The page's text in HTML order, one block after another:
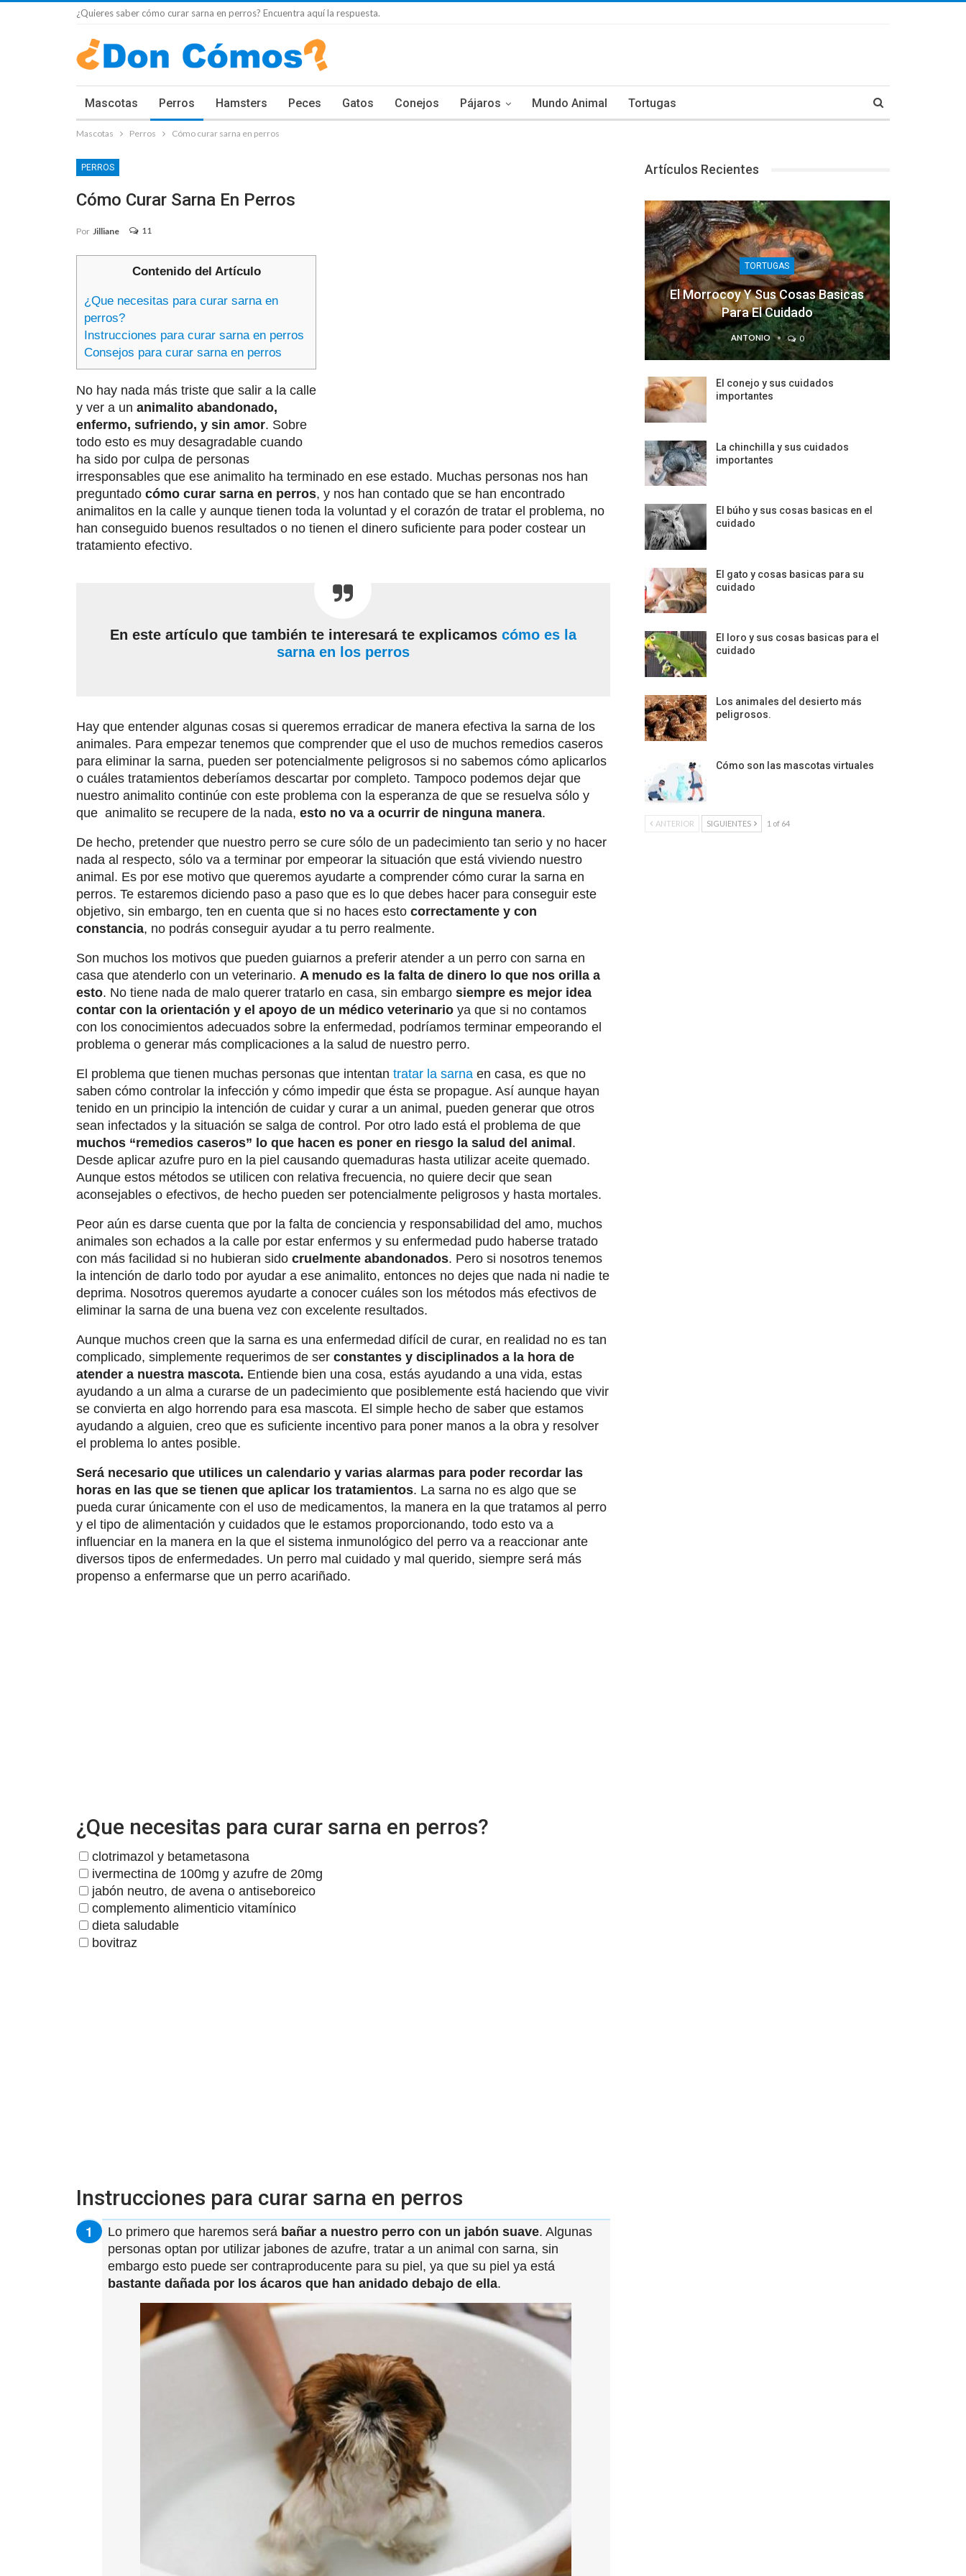
¿Quieres saber cómo curar sarna en perros? Encuentra aquí la respuesta.
Mascotas Perros Hamsters Peces Gatos Conejos Pájaros Mundo Animal Tortugas
Mascotas Perros Cómo curar sarna en perros
PERROS
Cómo Curar Sarna En Perros
Por Jilliane 11
Contenido del Artículo
¿Que necesitas para curar sarna en
perros?
Instrucciones para curar sarna en perros
Consejos para curar sarna en perros
No hay nada más triste que salir a la calle
y ver a un animalito abandonado,
enfermo, sufriendo, y sin amor. Sobre
todo esto es muy desagradable cuando
ha sido por culpa de personas
irresponsables que ese animalito ha terminado en ese estado. Muchas personas nos han
preguntado cómo curar sarna en perros, y nos han contado que se han encontrado
animalitos en la calle y aunque tienen toda la voluntad y el corazón de tratar el problema, no
han conseguido buenos resultados o no tienen el dinero suficiente para poder costear un
tratamiento efectivo.
En este artículo que también te interesará te explicamos cómo es la
sarna en los perros
Hay que entender algunas cosas si queremos erradicar de manera efectiva la sarna de los
animales. Para empezar tenemos que comprender que el uso de muchos remedios caseros
para eliminar la sarna, pueden ser potencialmente peligrosos si no sabemos cómo aplicarlos
o cuáles tratamientos deberíamos descartar por completo. Tampoco podemos dejar que
nuestro animalito continúe con este problema con la esperanza de que se resuelva sólo y
que animalito se recupere de la nada, esto no va a ocurrir de ninguna manera.
De hecho, pretender que nuestro perro se cure sólo de un padecimiento tan serio y no hacer
nada al respecto, sólo va a terminar por empeorar la situación que está viviendo nuestro
animal. Es por ese motivo que queremos ayudarte a comprender cómo curar la sarna en
perros. Te estaremos diciendo paso a paso que es lo que debes hacer para conseguir este
objetivo, sin embargo, ten en cuenta que si no haces esto correctamente y con
constancia, no podrás conseguir ayudar a tu perro realmente.
Son muchos los motivos que pueden guiarnos a preferir atender a un perro con sarna en
casa que atenderlo con un veterinario. A menudo es la falta de dinero lo que nos orilla a
esto. No tiene nada de malo querer tratarlo en casa, sin embargo siempre es mejor idea
contar con la orientación y el apoyo de un médico veterinario ya que si no contamos
con los conocimientos adecuados sobre la enfermedad, podríamos terminar empeorando el
problema o generar más complicaciones a la salud de nuestro perro.
El problema que tienen muchas personas que intentan tratar la sarna en casa, es que no
saben cómo controlar la infección y cómo impedir que ésta se propague. Así aunque hayan
tenido en un principio la intención de cuidar y curar a un animal, pueden generar que otros
sean infectados y la situación se salga de control. Por otro lado está el problema de que
muchos “remedios caseros” lo que hacen es poner en riesgo la salud del animal .
Desde aplicar azufre puro en la piel causando quemaduras hasta utilizar aceite quemado.
Aunque estos métodos se utilicen con relativa frecuencia, no quiere decir que sean
aconsejables o efectivos, de hecho pueden ser potencialmente peligrosos y hasta mortales.
Peor aún es darse cuenta que por la falta de conciencia y responsabilidad del amo, muchos
animales son echados a la calle por estar enfermos y su enfermedad pudo haberse tratado
con más facilidad si no hubieran sido cruelmente abandonados. Pero si nosotros tenemos
la intención de darlo todo por ayudar a ese animalito, entonces no dejes que nada ni nadie te
deprima. Nosotros queremos ayudarte a conocer cuáles son los métodos más efectivos de
eliminar la sarna de una buena vez con excelente resultados.
Aunque muchos creen que la sarna es una enfermedad difícil de curar, en realidad no es tan
complicado, simplemente requerimos de ser constantes y disciplinados a la hora de
atender a nuestra mascota. Entiende bien una cosa, estás ayudando a una vida, estas
ayudando a un alma a curarse de un padecimiento que posiblemente está haciendo que vivir
se convierta en algo horrendo para esa mascota. El simple hecho de saber que estamos
ayudando a alguien, creo que es suficiente incentivo para poner manos a la obra y resolver
el problema lo antes posible.
Será necesario que utilices un calendario y varias alarmas para poder recordar las
horas en las que se tienen que aplicar los tratamientos. La sarna no es algo que se
pueda curar únicamente con el uso de medicamentos, la manera en la que tratamos al perro
y el tipo de alimentación y cuidados que le estamos proporcionando, todo esto va a
influenciar en la manera en la que el sistema inmunológico del perro va a reaccionar ante
diversos tipos de enfermedades. Un perro mal cuidado y mal querido, siempre será más
propenso a enfermarse que un perro acariñado.
¿Que necesitas para curar sarna en perros?
clotrimazol y betametasona
ivermectina de 100mg y azufre de 20mg
jabón neutro, de avena o antiseboreico
complemento alimenticio vitamínico
dieta saludable
bovitraz
Instrucciones para curar sarna en perros
Lo primero que haremos será bañar a nuestro perro con un jabón suave. Algunas
personas optan por utilizar jabones de azufre, tratar a un animal con sarna, sin
embargo esto puede ser contraproducente para su piel, ya que su piel ya está
bastante dañada por los ácaros que han anidado debajo de ella.
Artículos Recientes
TORTUGAS
El Morrocoy Y Sus Cosas Basicas
Para El Cuidado
ANTONIO 0
El conejo y sus cuidados
importantes
La chinchilla y sus cuidados
importantes
El búho y sus cosas basicas en el
cuidado
El gato y cosas basicas para su
cuidado
El loro y sus cosas basicas para el
cuidado
Los animales del desierto más
peligrosos.
Cómo son las mascotas virtuales
ANTERIOR SIGUIENTES 1 of 64